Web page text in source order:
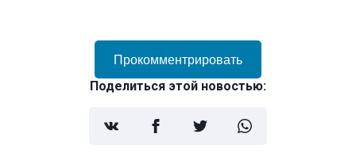
Прокомментрировать
Поделиться этой новостью: